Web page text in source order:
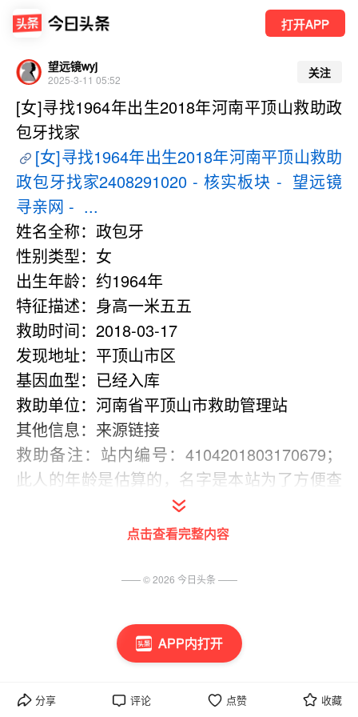
打开APP
APP内打开
望远镜wyj
2025-3-11 05:52 关注
[女]寻找1964年出生2018年河南平顶山救助政
包牙找家
[女]寻找1964年出生2018年河南平顶山救助
政包牙找家2408291020 - 核实板块 -  望远镜
寻亲网 -  ...
姓名全称：政包牙
性别类型：女
出生年龄：约1964年
特征描述：身高一米五五
救助时间：2018-03-17
发现地址：平顶山市区
基因血型：已经入库
救助单位：河南省平顶山市救助管理站
其他信息：来源链接
救助备注：站内编号：4104201803170679；
此人的年龄是估算的，名字是本站为了方便查
发布时间：2018-03-17
(出处: 望远镜寻亲网)
点击查看完整内容
分享 评论 点赞 收藏
—— ©2026 今日头条 ——